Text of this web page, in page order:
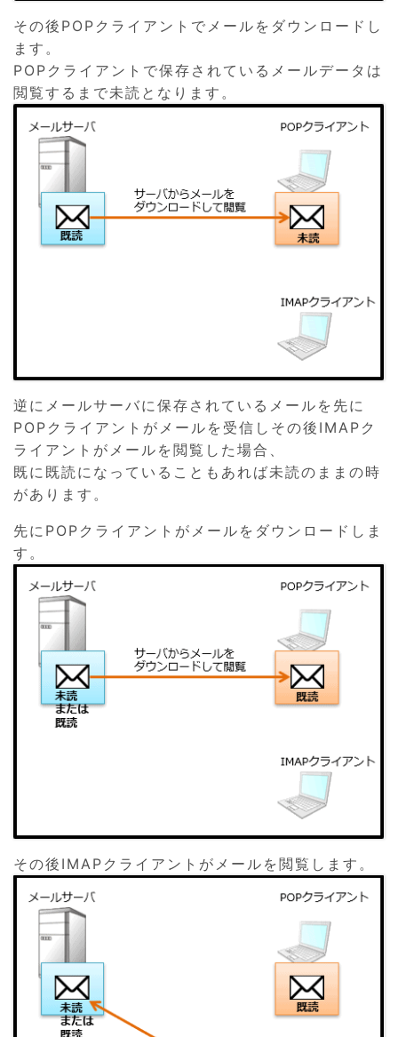
その後POPクライアントでメールをダウンロードし
ます。
POPクライアントで保存されているメールデータは
閲覧するまで未読となります。
逆にメールサーバに保存されているメールを先に
POPクライアントがメールを受信しその後IMAPク
ライアントがメールを閲覧した場合、
既に既読になっていることもあれば未読のままの時
があります。
先にPOPクライアントがメールをダウンロードしま
す。
その後IMAPクライアントがメールを閲覧します。